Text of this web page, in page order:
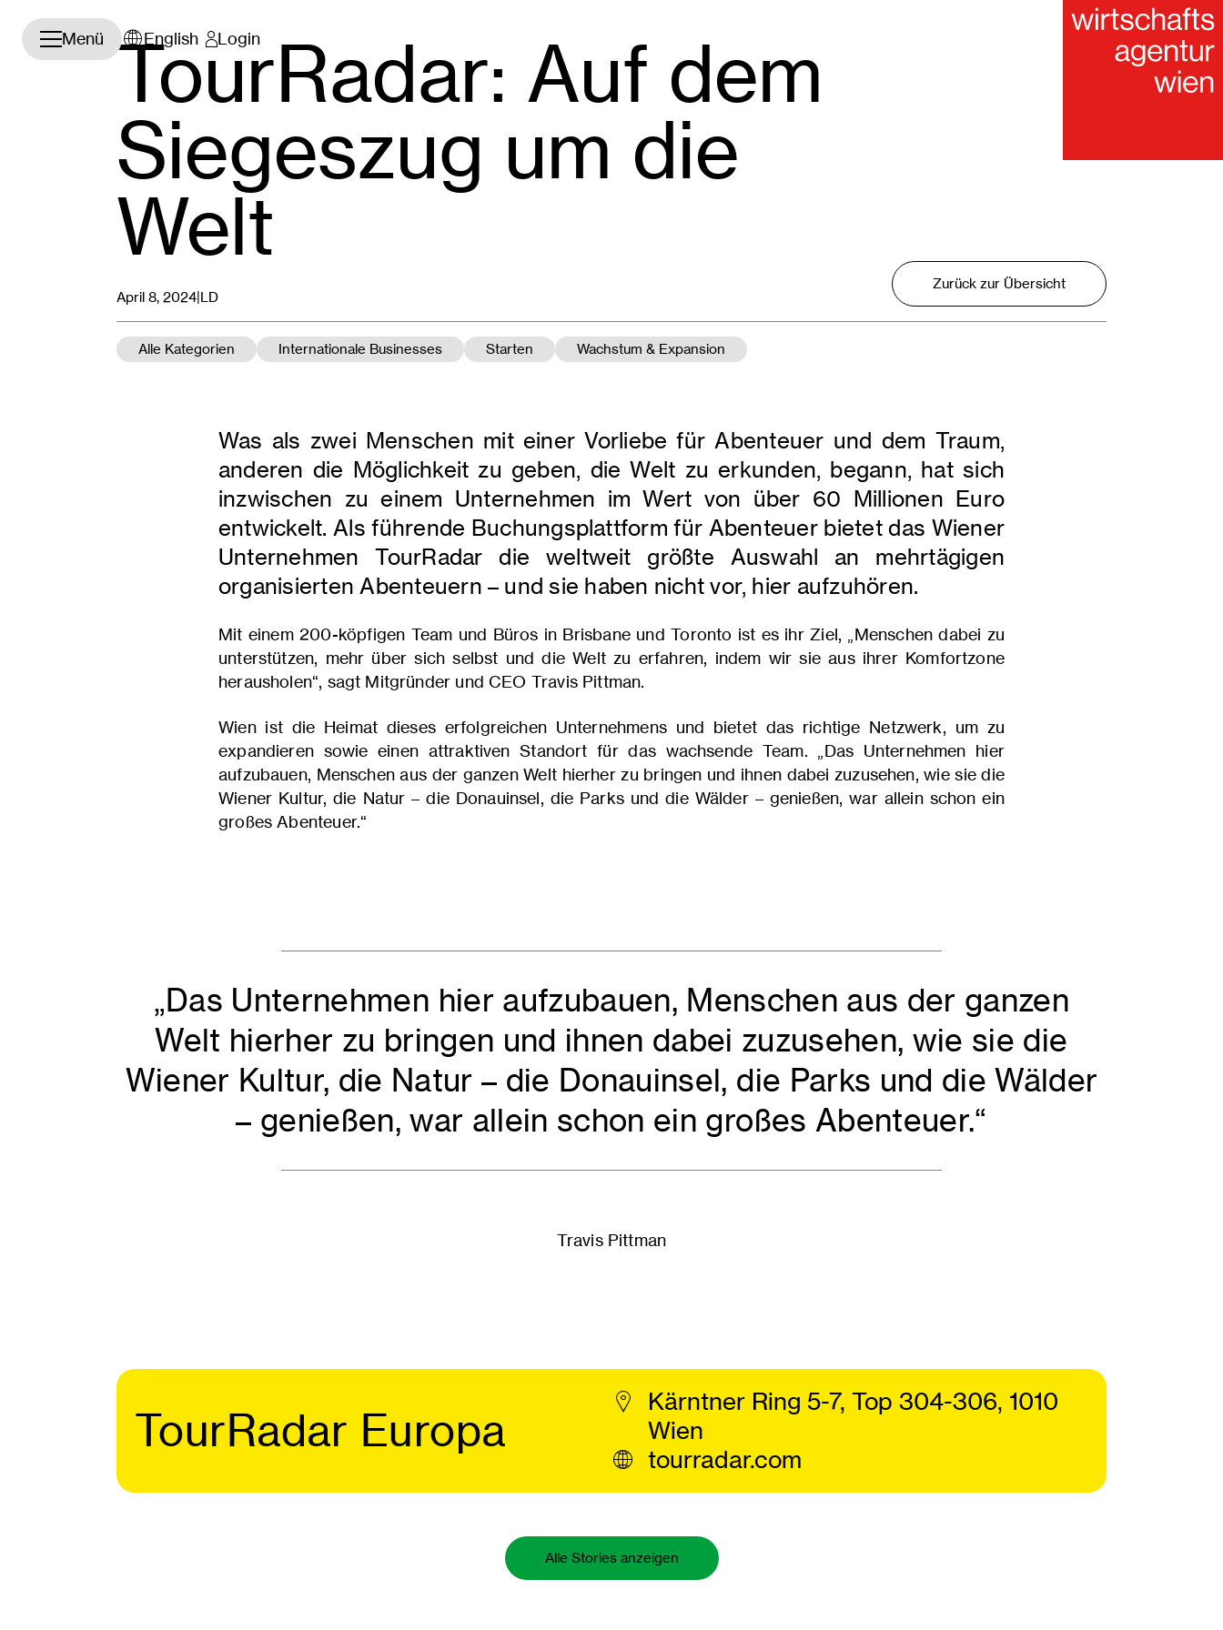
Navigation öffnen/schließen
Menü English Login
TourRadar: Auf dem
Siegeszug um die
Welt
April 8, 2024| LD
Zurück zur Übersicht
Alle Kategorien Internationale Businesses Starten Wachstum & Expansion
Was als zwei Menschen mit einer Vorliebe für Abenteuer und dem Traum,
anderen die Möglichkeit zu geben, die Welt zu erkunden, begann, hat sich
inzwischen zu einem Unternehmen im Wert von über 60 Millionen Euro
entwickelt. Als führende Buchungsplattform für Abenteuer bietet das Wiener
Unternehmen TourRadar die weltweit größte Auswahl an mehrtägigen
organisierten Abenteuern – und sie haben nicht vor, hier aufzuhören.
Mit einem 200-köpfigen Team und Büros in Brisbane und Toronto ist es ihr Ziel, „Menschen dabei zu
unterstützen, mehr über sich selbst und die Welt zu erfahren, indem wir sie aus ihrer Komfortzone
herausholen“, sagt Mitgründer und CEO Travis Pittman.
Wien ist die Heimat dieses erfolgreichen Unternehmens und bietet das richtige Netzwerk, um zu
expandieren sowie einen attraktiven Standort für das wachsende Team. „Das Unternehmen hier
aufzubauen, Menschen aus der ganzen Welt hierher zu bringen und ihnen dabei zuzusehen, wie sie die
Wiener Kultur, die Natur – die Donauinsel, die Parks und die Wälder – genießen, war allein schon ein
großes Abenteuer.“
„Das Unternehmen hier aufzubauen, Menschen aus der ganzen
Welt hierher zu bringen und ihnen dabei zuzusehen, wie sie die
Wiener Kultur, die Natur – die Donauinsel, die Parks und die Wälder
– genießen, war allein schon ein großes Abenteuer.“
Travis Pittman
TourRadar Europa
Kärntner Ring 5-7, Top 304-306, 1010
Wien
tourradar.com
Alle Stories anzeigen